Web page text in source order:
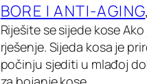
BORE I ANTI-AGING,
Riješite se sijede kose
rješenje. Sijeda kosa je
počinju sjediti u mlađoj